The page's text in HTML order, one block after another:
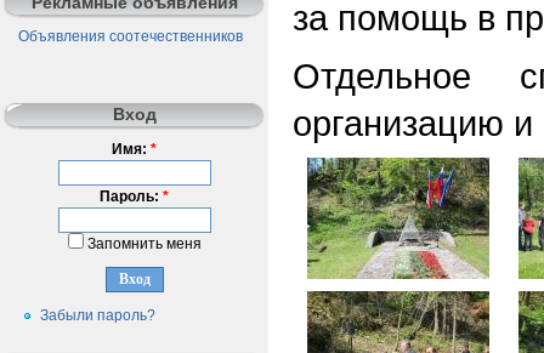
за помощь в
Отдельное
организацию
Объявления соотечественников
Вход
Имя: *
Пароль: *
Запомнить меня
Забыли пароль?